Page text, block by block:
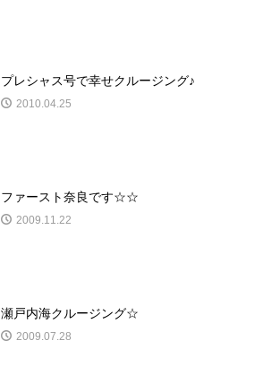
プレシャス号で幸せクルージング♪
2010.04.25
ファースト奈良です☆☆
2009.11.22
瀬戸内海クルージング☆
2009.07.28